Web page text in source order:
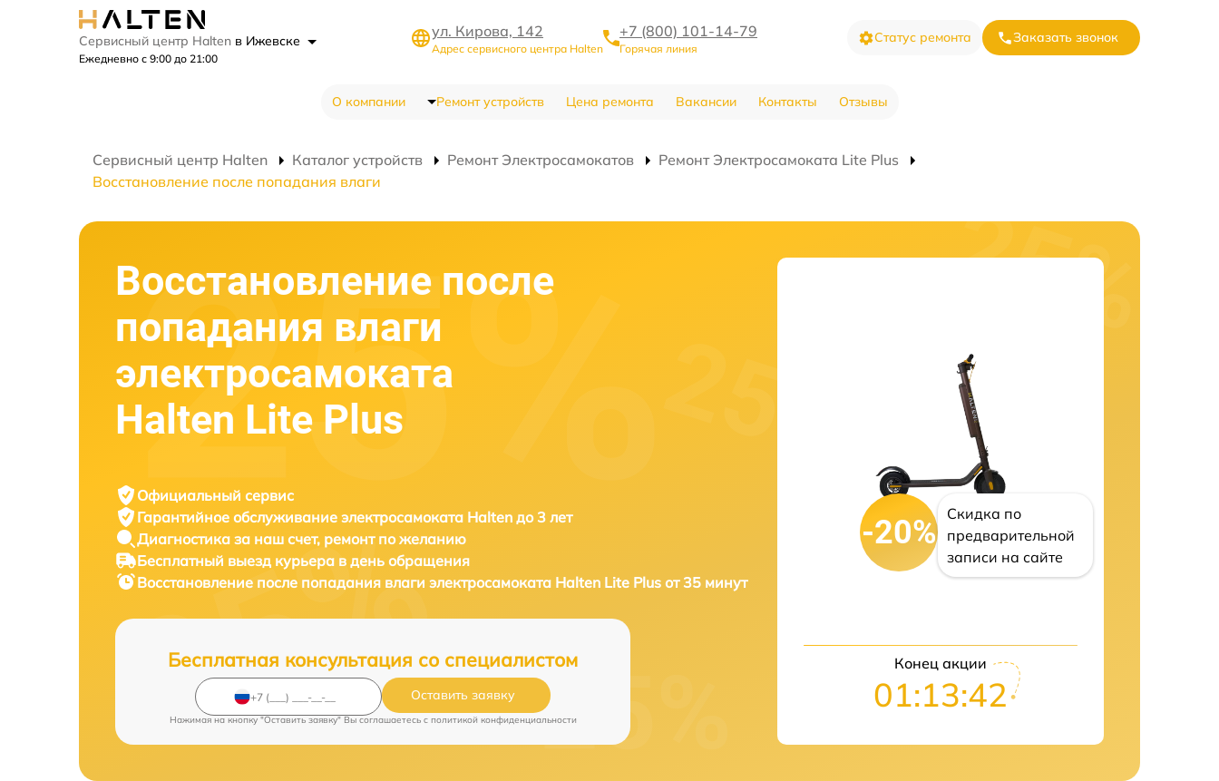
Сервисный центр Halten в Ижевске
Ежедневно с 9:00 до 21:00
ул. Кирова, 142
Адрес сервисного центра Halten
+7 (800) 101-14-79
Горячая линия
Статус ремонта Заказать звонок
О компании Ремонт устройств Цена ремонта Вакансии Контакты Отзывы
Сервисный центр Halten Каталог устройств Ремонт Электросамокатов
Ремонт Электросамоката Lite Plus
Восстановление после попадания влаги
Восстановление после
попадания влаги
электросамоката
Halten Lite Plus
Официальный сервис
Гарантийное обслуживание электросамоката Halten до 3 лет
Диагностика за наш счет, ремонт по желанию
Бесплатный выезд курьера в день обращения
Восстановление после попадания влаги электросамоката Halten Lite Plus от 35 минут
Бесплатная консультация со специалистом
Оставить заявку
Нажимая на кнопку "Оставить заявку" Вы соглашаетесь c политикой конфиденциальности
-20%
Скидка по
предварительной
записи на сайте
Конец акции
01:13:41